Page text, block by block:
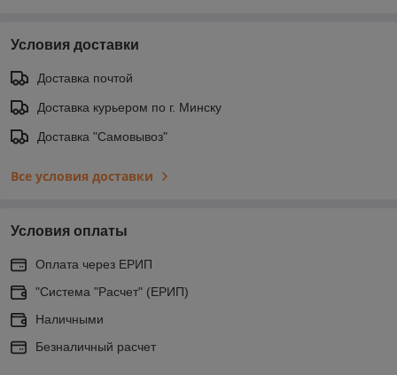
Условия доставки
Доставка почтой
Доставка курьером по г. Минску
Доставка "Самовывоз"
Все условия доставки
Условия оплаты
Оплата через ЕРИП
"Система "Расчет" (ЕРИП)
Наличными
Безналичный расчет